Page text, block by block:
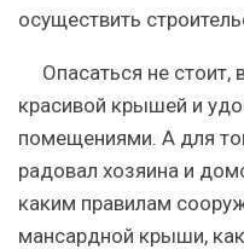
осуществить
Опасаться не стоит,
красивой крышей и
помещениями. А для
радовал хозяина и
каким правилам
мансардной крыши,